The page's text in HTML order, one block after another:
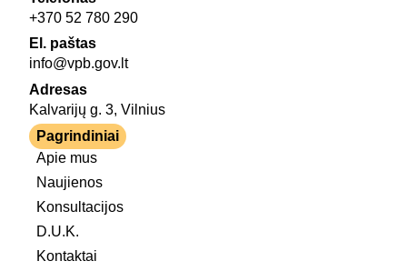
+370 52 780 290
El. paštas
info@vpb.gov.lt
Adresas
Kalvarijų g. 3, Vilnius
Pagrindiniai
Apie mus
Naujienos
Konsultacijos
D.U.K.
Kontaktai